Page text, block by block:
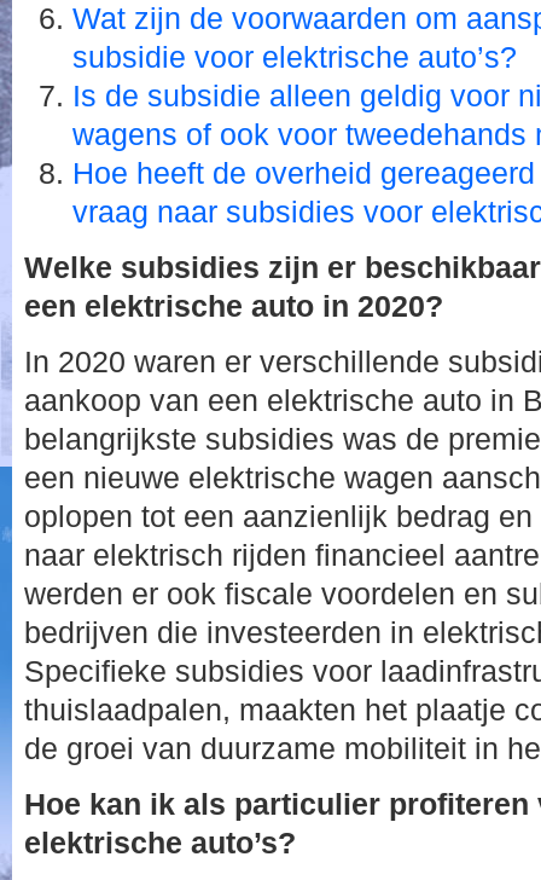
Wat zijn de voorwaarden om
subsidie voor elektrische auto’s?
Is de subsidie alleen geldig voor
wagens of ook voor tweedehands
Hoe heeft de overheid
vraag naar subsidies voor
Welke subsidies zijn er
een elektrische auto in 2020?
In 2020 waren er verschillende
aankoop van een elektrische auto in
belangrijkste subsidies was de
een nieuwe elektrische wagen
oplopen tot een aanzienlijk bedrag
naar elektrisch rijden financieel
werden er ook fiscale voordelen en
bedrijven die investeerden in
Specifieke subsidies voor
thuislaadpalen, maakten het plaatje
de groei van duurzame mobiliteit in
Hoe kan ik als particulier
elektrische auto’s?